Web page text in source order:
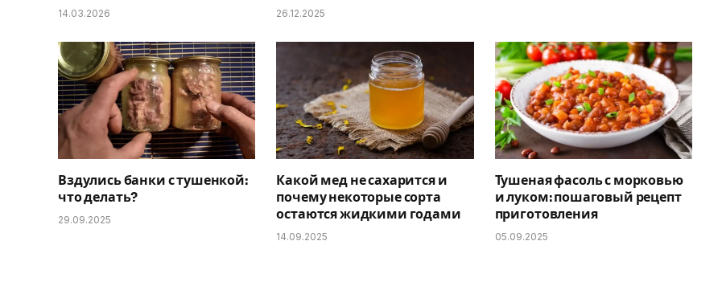
14.03.2026 26.12.2025
Вздулись банки с тушенкой:
что делать?
29.09.2025
Какой мед не сахарится и
почему некоторые сорта
остаются жидкими годами
14.09.2025
Тушеная фасоль с морковью
и луком: пошаговый рецепт
приготовления
05.09.2025